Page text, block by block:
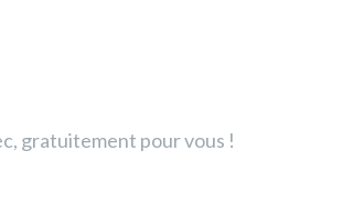
gratuitement pour vous !